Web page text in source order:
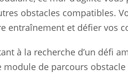
obstacles compatibles.
entraînement et défier vos
à la recherche d’un défi
de parcours obstacle